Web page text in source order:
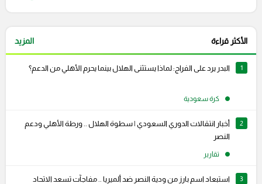
الأكثر قراءة المزيد
1 البدر يرد على الفراج: لماذا يستثنى الهلال بينما يحرم الأهلي من الدعم؟
كرة سعودية
2
أخبار انتقالات الدوري السعودي | سطوة الهلال .. ورطة الأهلي ودعم
النصر
تقارير
3 استبعاد اسم بارز من ودية النصر ضد ألميريا .. مفاجآت تسعد الاتحاد